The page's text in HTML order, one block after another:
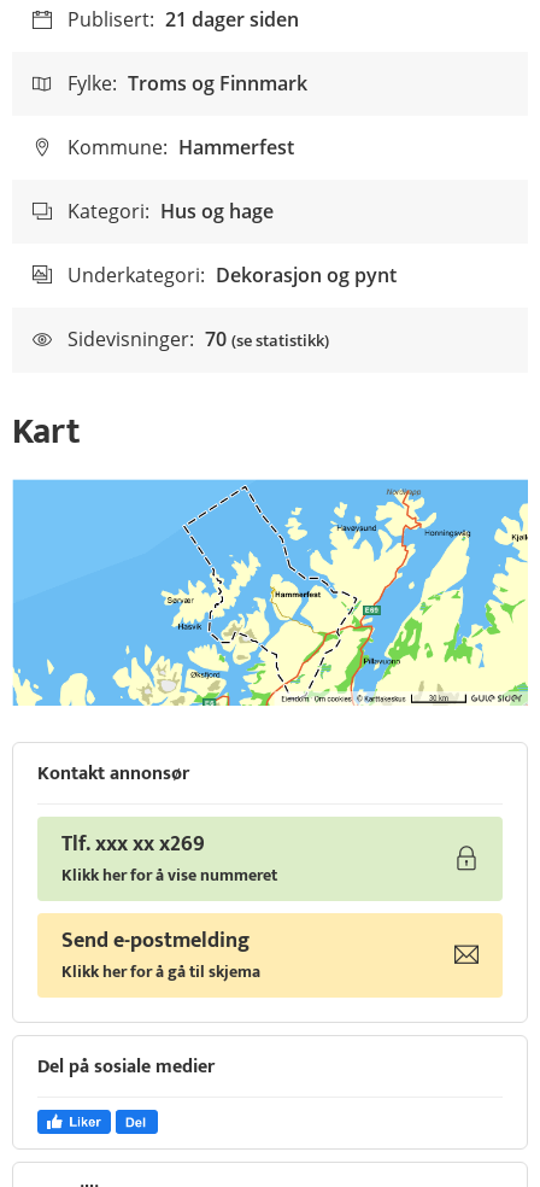
Publisert: 21 dager siden
Fylke: Troms og Finnmark
Kommune: Hammerfest
Kategori: Hus og hage
Underkategori: Dekorasjon og pynt
Sidevisninger: 70 (se statistikk)
Kart
Kontakt annonsør
Tlf. xxx xx x269
Klikk her for å vise nummeret
Send e-postmelding
Klikk her for å gå til skjema
Del på sosiale medier